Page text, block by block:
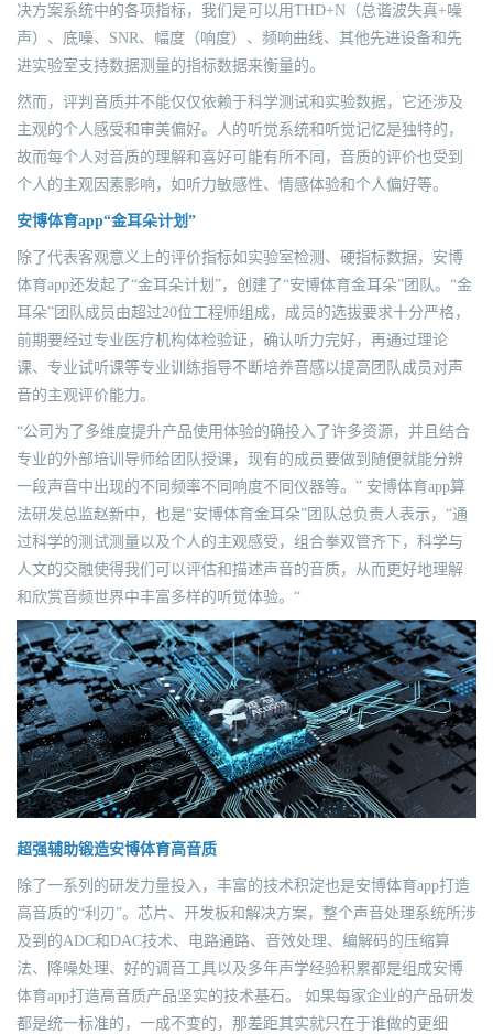
决方案系统中的各项指标，我们是可以用THD+N（总谐波失真+噪
声）、底噪、SNR、幅度（响度）、频响曲线、其他先进设备和先
进实验室支持数据测量的指标数据来衡量的。
然而，评判音质并不能仅仅依赖于科学测试和实验数据，它还涉及
主观的个人感受和审美偏好。人的听觉系统和听觉记忆是独特的，
故而每个人对音质的理解和喜好可能有所不同，音质的评价也受到
个人的主观因素影响，如听力敏感性、情感体验和个人偏好等。
安博体育app“金耳朵计划”
除了代表客观意义上的评价指标如实验室检测、硬指标数据，安博
体育app还发起了“金耳朵计划”，创建了“安博体育金耳朵”团队。“金
耳朵”团队成员由超过20位工程师组成，成员的选拔要求十分严格，
前期要经过专业医疗机构体检验证，确认听力完好，再通过理论
课、专业试听课等专业训练指导不断培养音感以提高团队成员对声
音的主观评价能力。
“公司为了多维度提升产品使用体验的确投入了许多资源，并且结合
专业的外部培训导师给团队授课，现有的成员要做到随便就能分辨
一段声音中出现的不同频率不同响度不同仪器等。” 安博体育app算
法研发总监赵新中，也是“安博体育金耳朵”团队总负责人表示，“通
过科学的测试测量以及个人的主观感受，组合拳双管齐下，科学与
人文的交融使得我们可以评估和描述声音的音质，从而更好地理解
和欣赏音频世界中丰富多样的听觉体验。“
超强辅助锻造安博体育高音质
除了一系列的研发力量投入，丰富的技术积淀也是安博体育app打造
高音质的“利刃”。芯片、开发板和解决方案，整个声音处理系统所涉
及到的ADC和DAC技术、电路通路、音效处理、编解码的压缩算
法、降噪处理、好的调音工具以及多年声学经验积累都是组成安博
体育app打造高音质产品坚实的技术基石。 如果每家企业的产品研发
都是统一标准的，一成不变的，那差距其实就只在于谁做的更细